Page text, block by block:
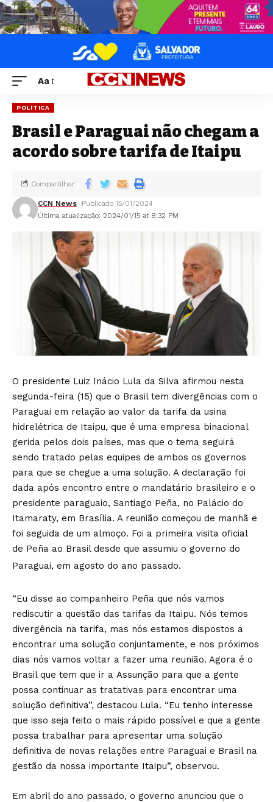
Aa
POLÍTICA
Brasil e Paraguai não chegam a
acordo sobre tarifa de Itaipu
Última atualização: 2024/01/15 at 8:32 PM
CCN News Publicado 15/01/2024
Compartilhar
O presidente Luiz Inácio Lula da Silva afirmou nesta
segunda-feira (15) que o Brasil tem divergências com o
Paraguai em relação ao valor da tarifa da usina
hidrelétrica de Itaipu, que é uma empresa binacional
gerida pelos dois países, mas que o tema seguirá
sendo tratado pelas equipes de ambos os governos
para que se chegue a uma solução. A declaração foi
dada após encontro entre o mandatário brasileiro e o
presidente paraguaio, Santiago Peña, no Palácio do
Itamaraty, em Brasília. A reunião começou de manhã e
foi seguida de um almoço. Foi a primeira visita oficial
de Peña ao Brasil desde que assumiu o governo do
Paraguai, em agosto do ano passado.
“Eu disse ao companheiro Peña que nós vamos
rediscutir a questão das tarifas da Itaipu. Nós temos
divergência na tarifa, mas nós estamos dispostos a
encontrar uma solução conjuntamente, e nos próximos
dias nós vamos voltar a fazer uma reunião. Agora é o
Brasil que tem que ir a Assunção para que a gente
possa continuar as tratativas para encontrar uma
solução definitiva”, destacou Lula. “Eu tenho interesse
que isso seja feito o mais rápido possível e que a gente
possa trabalhar para apresentar uma solução
definitiva de novas relações entre Paraguai e Brasil na
gestão da nossa importante Itaipu”, observou.
Em abril do ano passado, o governo anunciou que o